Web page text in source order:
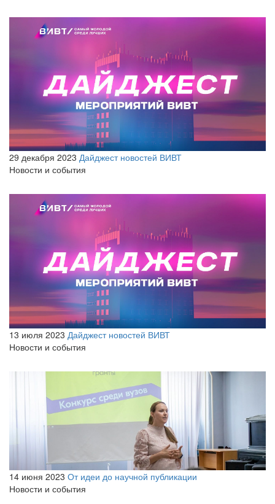
29 декабря 2023 Дайджест новостей ВИВТ
Новости и события
13 июля 2023 Дайджест новостей ВИВТ
Новости и события
14 июня 2023 От идеи до научной публикации
Новости и события